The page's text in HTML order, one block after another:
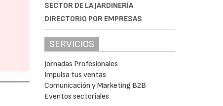
SECTOR DE LA JARDINERÍA
DIRECTORIO POR EMPRESAS
SERVICIOS
Jornadas Profesionales
Impulsa tus ventas
Comunicación y Marketing B2B
Eventos sectoriales